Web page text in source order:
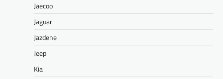
Jaecoo
Jaguar
Jazdene
Jeep
Kia